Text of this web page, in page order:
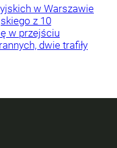
w Warszawie
z 10
w przejściu
dwie trafiły